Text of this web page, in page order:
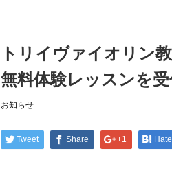
トリイヴァイオリン
無料体験レッスンを受
お知らせ
Tweet Share +1